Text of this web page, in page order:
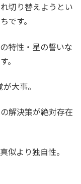
切り替えようとい
です。
特性・星の誓いな
。
大事。
解決策が絶対存在
似より独自性。